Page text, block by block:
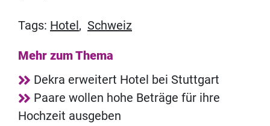
Tags: Hotel , Schweiz
Mehr zum Thema
Dekra erweitert Hotel bei Stuttgart
Paare wollen hohe Beträge für ihre
Hochzeit ausgeben